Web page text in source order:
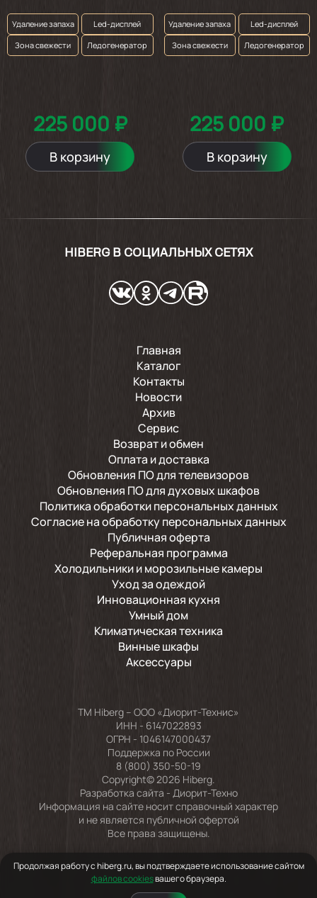
Удаление запаха
Led-дисплей
Зона свежести
Ледогенератор
225 000 ₽
В корзину
Удаление запаха
Led-дисплей
Зона свежести
Ледогенератор
225 000 ₽
В корзину
HIBERG В СОЦИАЛЬНЫХ СЕТЯХ
Главная
Каталог
Контакты
Новости
Архив
Сервис
Возврат и обмен
Оплата и доставка
Обновления ПО для телевизоров
Обновления ПО для духовых шкафов
Политика обработки персональных данных
Согласие на обработку персональных данных
Публичная оферта
Реферальная программа
Холодильники и морозильные камеры
Уход за одеждой
Инновационная кухня
Умный дом
Климатическая техника
Винные шкафы
Аксессуары
TM Hiberg – ООО «Диорит-Технис»
ИНН - 6147022893
ОГРН - 1046147000437
Поддержка по России
8 (800) 350-50-19
Copyright© 2026 Hiberg.
Разработка сайта - Диорит-Техно
Информация на сайте носит справочный характер
и не является публичной офертой
Все права защищены.
Продолжая работу с hiberg.ru, вы подтверждаете использование сайтом
файлов cookiesвашего браузера.